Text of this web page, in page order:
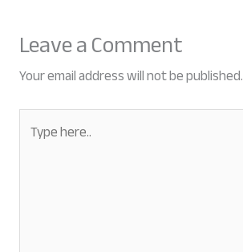
Leave a Comment
Your email address will not be published.
here..